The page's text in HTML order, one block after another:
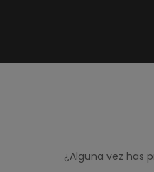
¿Alguna vez has